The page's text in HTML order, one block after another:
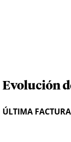
Evolución
ÚLTIMA